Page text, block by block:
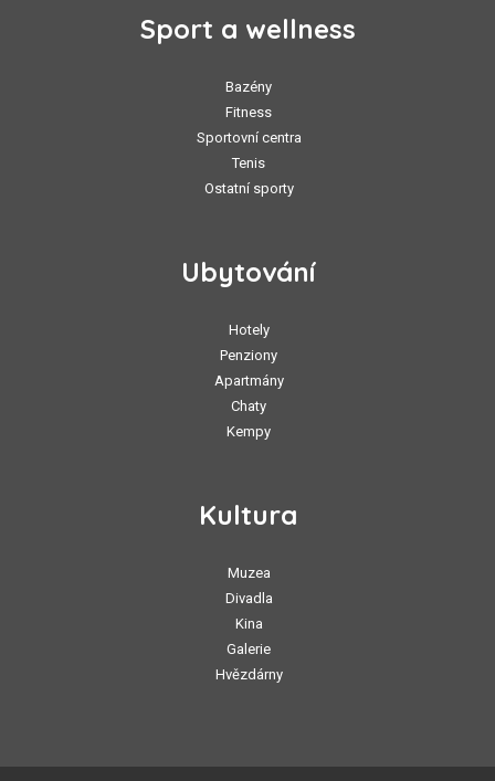
Sport a wellness
Bazény
Fitness
Sportovní centra
Tenis
Ostatní sporty
Ubytování
Hotely
Penziony
Apartmány
Chaty
Kempy
Kultura
Muzea
Divadla
Kina
Galerie
Hvězdárny